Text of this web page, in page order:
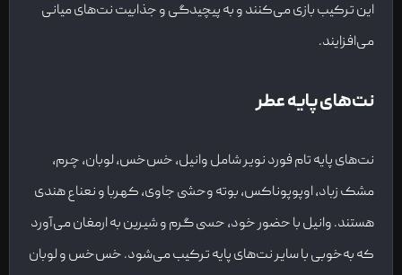
این ترکیب بازی می‌کنند و به پیچیدگی و جذابیت نت‌های میانی
می‌افزایند.
نت‌های پایه عطر
نت‌های پایه تام فورد نویر شامل وانیل، خس‌خس، لوبان، چرم،
مشک زباد، اوپوپوناکس، بوته وحشی جاوی، کهربا و نعناع هندی
هستند. وانیل با حضور خود، حسی گرم و شیرین به ارمغان می‌آورد
که به‌خوبی با سایر نت‌های پایه ترکیب می‌شود. خس‌خس و لوبان